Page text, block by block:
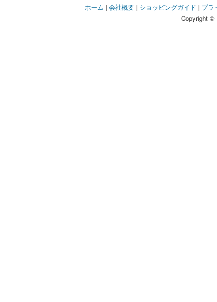
ホーム | 会社概要| ショッピングガイド | プラ
Copyright ©